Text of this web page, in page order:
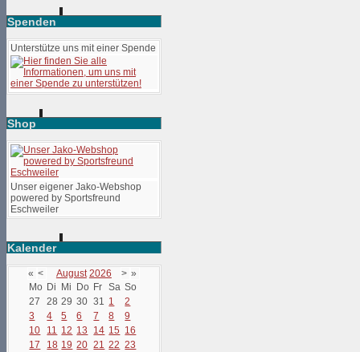
Spenden
Unterstütze uns mit einer Spende
Shop
Unser eigener Jako-Webshop
powered by Sportsfreund
Eschweiler
Kalender
« < August 2026 > »
Mo Di Mi Do Fr Sa So
27
28 29 30 31 1
2
3
4 5 6 7 8
9
10
11 12 13 14 15 16
17
18 19 20 21 22 23